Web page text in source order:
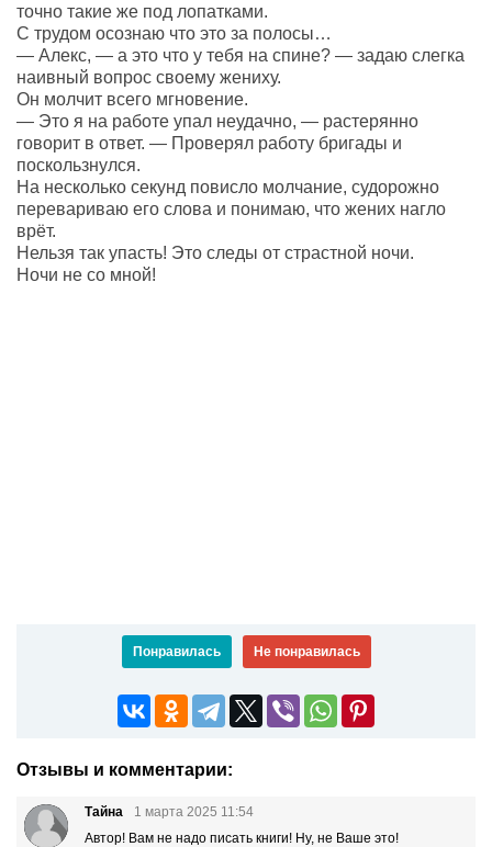
точно такие же под лопатками.
С трудом осознаю что это за полосы…
— Алекс, — а это что у тебя на спине? — задаю слегка
наивный вопрос своему жениху.
Он молчит всего мгновение.
— Это я на работе упал неудачно, — растерянно
говорит в ответ. — Проверял работу бригады и
поскользнулся.
На несколько секунд повисло молчание, судорожно
перевариваю его слова и понимаю, что жених нагло
врёт.
Нельзя так упасть! Это следы от страстной ночи.
Ночи не со мной!
Понравилась Не понравилась
Отзывы и комментарии:
Тайна
1 марта 2025 11:54
Автор! Вам не надо писать книги! Ну, не Ваше это!